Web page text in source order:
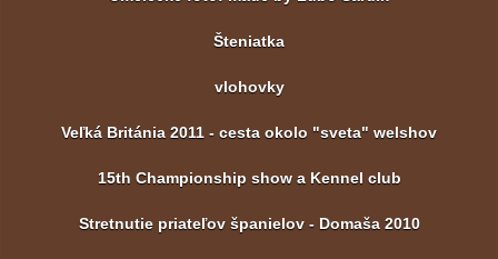
Šteniatka
vlohovky
Veľká Británia 2011 - cesta okolo "sveta" welshov
15th Championship show a Kennel club
Stretnutie priateľov španielov - Domaša 2010